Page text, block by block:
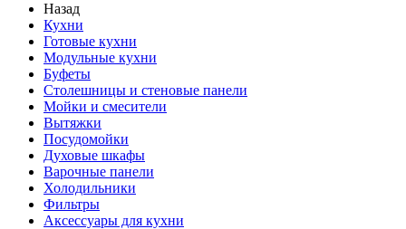
Назад
Кухни
Готовые кухни
Модульные кухни
Буфеты
Столешницы и стеновые панели
Мойки и смесители
Вытяжки
Посудомойки
Духовые шкафы
Варочные панели
Холодильники
Фильтры
Аксессуары для кухни